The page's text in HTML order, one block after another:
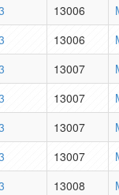
13006
13006
13007
13007
13007
13007
13008